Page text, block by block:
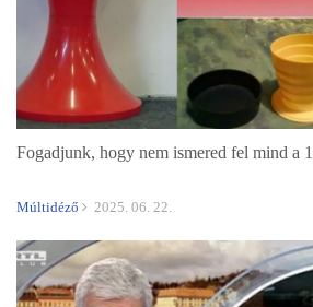
Fogadjunk, hogy nem ismered fel mind a
Múltidéző 2025. 06. 22.